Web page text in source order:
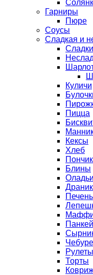
Гарниры
Пюре
Соусы
Сладкая и
Куличи
Пицца
Кексы
Хлеб
Блины
Оладьи
Рулеты
Торты